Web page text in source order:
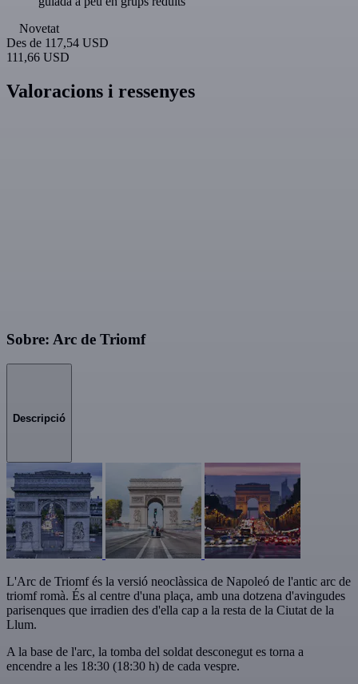
Novetat
Des de 117,54 USD
111,66 USD
Valoracions i ressenyes
Sobre: Arc de Triomf
Descripció
L'Arc de Triomf és la versió neoclàssica de Napoleó de l'antic arc de
triomf romà. És al centre d'una plaça, amb una dotzena d'avingudes
parisenques que irradien des d'ella cap a la resta de la Ciutat de la
Llum.
A la base de l'arc, la tomba del soldat desconegut es torna a
encendre a les 18:30 (18:30 h) de cada vespre.